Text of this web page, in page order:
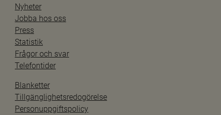
Nyheter
Jobba hos oss
Press
Statistik
Frågor och svar
Telefontider
Blanketter
Tillgänglighetsredogörelse
Personuppgiftspolicy